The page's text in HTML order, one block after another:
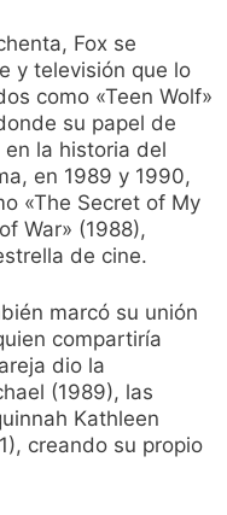
Fox se
y televisión que lo
como «Teen Wolf»
su papel de
la historia del
en 1989 y 1990,
«The Secret of My
War» (1988),
de cine.
marcó su unión
compartiría
dio la
(1989), las
Kathleen
creando su propio